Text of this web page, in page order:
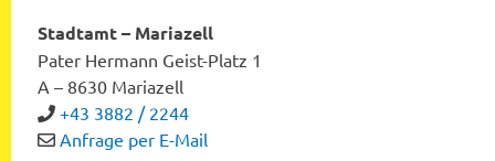
Stadtamt – Mariazell
Pater Hermann Geist-Platz 1
A – 8630 Mariazell
+43 3882 / 2244
Anfrage per E-Mail